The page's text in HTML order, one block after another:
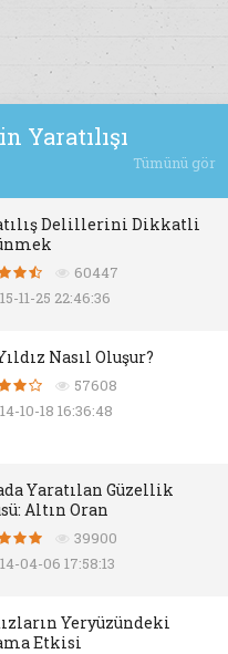
Yaratılışı
Tümünü gör
Delillerini Dikkatli
60447
11-25 22:46:36
Nasıl Oluşur?
57608
10-18 16:36:48
Yaratılan Güzellik
Altın Oran
39900
04-06 17:58:13
Yeryüzündeki
Etkisi